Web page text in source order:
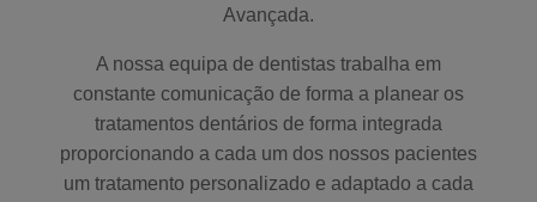
Avançada.
A nossa equipa de dentistas trabalha em
constante comunicação de forma a planear os
tratamentos dentários de forma integrada
proporcionando a cada um dos nossos pacientes
um tratamento personalizado e adaptado a cada